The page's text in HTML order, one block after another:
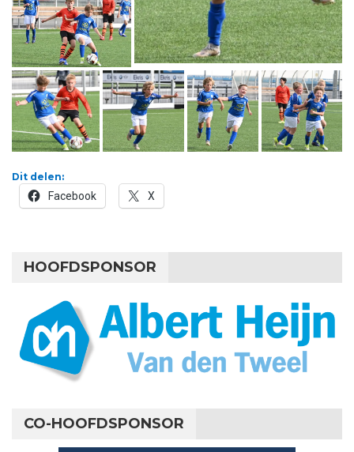
Dit delen:
Facebook X
HOOFDSPONSOR
CO-HOOFDSPONSOR